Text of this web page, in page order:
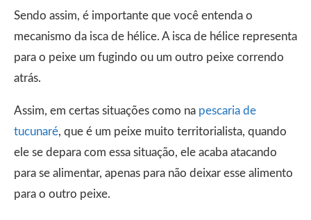
Sendo assim, é importante que você entenda o
mecanismo da isca de hélice. A isca de hélice representa
para o peixe um fugindo ou um outro peixe correndo
atrás.
Assim, em certas situações como na pescaria de
tucunaré, que é um peixe muito territorialista, quando
ele se depara com essa situação, ele acaba atacando
para se alimentar, apenas para não deixar esse alimento
para o outro peixe.